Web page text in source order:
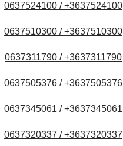
0637524100 / +3637524100
0637510300 / +3637510300
0637311790 / +3637311790
0637505376 / +3637505376
0637345061 / +3637345061
0637320337 / +3637320337